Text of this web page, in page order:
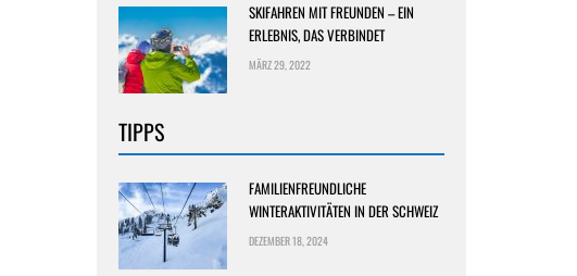
SKIFAHREN MIT FREUNDEN – EIN
ERLEBNIS, DAS VERBINDET
MÄRZ 29, 2022
TIPPS
FAMILIENFREUNDLICHE
WINTERAKTIVITÄTEN IN DER SCHWEIZ
DEZEMBER 18, 2024